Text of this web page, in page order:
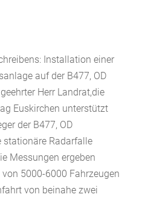
Installation einer
auf der B477, OD
Herr Landrat,die
Euskirchen unterstützt
der B477, OD
stationäre Radarfalle
Messungen ergeben
5000-6000 Fahrzeugen
von beinahe zwei